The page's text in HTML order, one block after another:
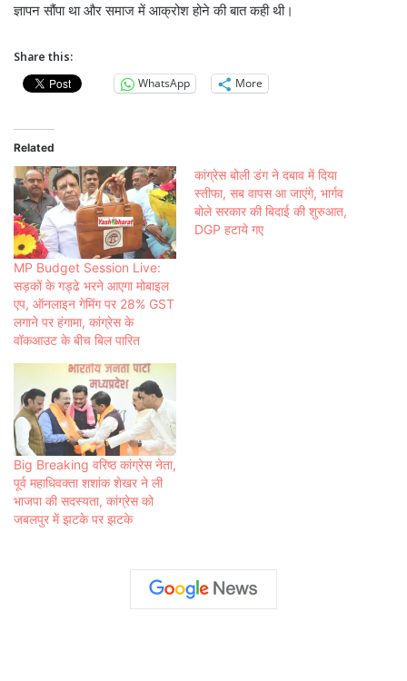
ज्ञापन सौंपा था और समाज में आक्रोश होने की बात कही थी।
Share this:
WhatsApp
More
Related
MP Budget Session Live:
सड़कों के गड्ढे भरने आएगा मोबाइल
एप, ऑनलाइन गेमिंग पर 28% GST
लगाने पर हंगामा, कांग्रेस के
वॉकआउट के बीच बिल पारित
कांग्रेस बोली डंग ने दबाव में दिया
स्तीफा, सब वापस आ जाएंगे, भार्गव
बोले सरकार की बिदाई की शुरुआत,
DGP हटाये गए
Big Breaking वरिष्ठ कांग्रेस नेता,
पूर्व महाधिवक्ता शशांक शेखर ने ली
भाजपा की सदस्यता, कांग्रेस को
जबलपुर में झटके पर झटके